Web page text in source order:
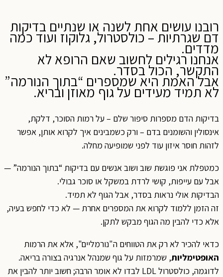
רובנו עושים אחת לשנה או שנתיים בדיקות
דם שגרתיות – כולסטרול, גלוקוז ועוד כמה
מדדים.
אנחנו רגילים לחשוב שאם הרופא לא
התקשר, הכול בסדר.
אבל האמת היא שמספרים “בתוך הנורמה”
לא תמיד מעידים על גוף מאוזן ובריא.
בדיקות הדם מספרות סיפור שלם – על רמות הסוכר, דלקת,
אינסולין והשומנים בדם – ורק כשמבינים איך לקרוא אותן, אפשר
לזהות חוסר איזון עוד לפני שמופיעה מחלה.
כמטפלת אני פוגשת שוב ושוב אנשים עם בדיקות “בתוך הנורמה” —
אבל עם עייפות, קושי לרדת במשקל או סוכר גבולי.
הבדיקות אולי נראות בסדר, אבל הגוף לא תמיד.
זה הזמן ללמוד לקרוא את המספרים אחרת — לא כדי לחפש בעיה,
אלא כדי להבין מה הגוף מבקש לתקן.
כדאי להכיר לא רק את הטווחים ה"נורמליים", אלא את הרמות
האופטימליות, שמרמזות על גוף שמנהל אנרגיה בצורה בריאה.
לדוגמה, כולסטרול LDL לבדו לא אומר הרבה; חשוב יותר להבין את